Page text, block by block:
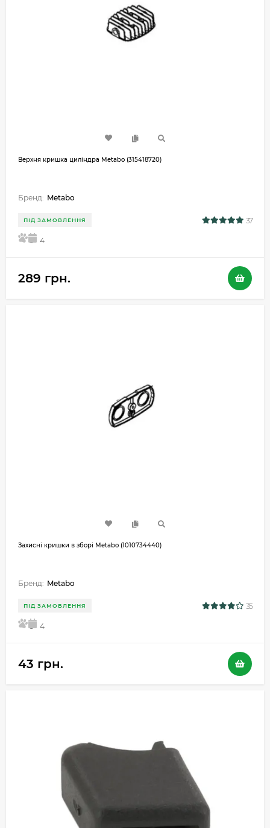
Верхня кришка циліндра Metabo (315418720)
Бренд: Metabo
ПІД ЗАМОВЛЕННЯ 37
5 4
289 грн.
Захисні кришки в зборі Metabo (1010734440)
Бренд: Metabo
ПІД ЗАМОВЛЕННЯ 35
5 4
43 грн.